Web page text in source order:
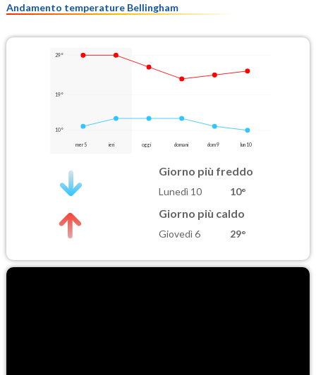
Andamento temperature Bellingham
29°
19°
10°
mer 5 ieri oggi domani dom 9 lun 10
Giorno più freddo
Lunedì 10 10°
Giorno più caldo
Giovedì 6 29°